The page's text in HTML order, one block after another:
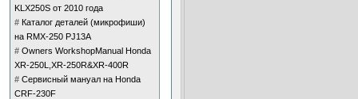
KLX250S от 2010 года
# Каталог деталей (микрофиши)
на RMX-250 PJ13A
# Owners WorkshopManual Honda
XR-250L,XR-250R&XR-400R
# Сервисный мануал на Honda
CRF-230F